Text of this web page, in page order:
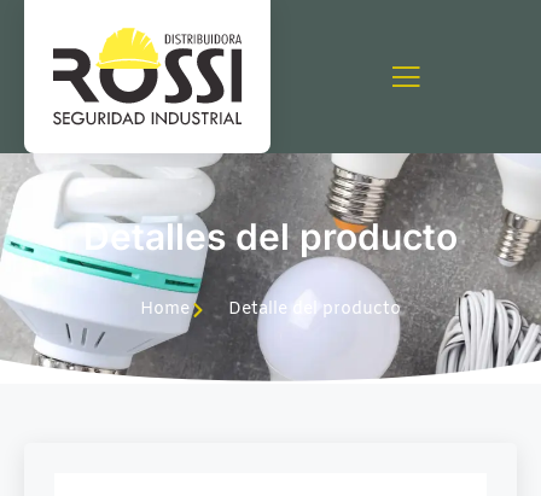
Detalles del producto
Home Detalle del producto